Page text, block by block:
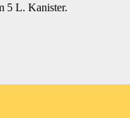
5 L. Kanister.